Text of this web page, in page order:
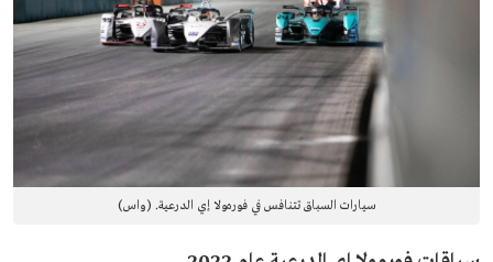
سيارات السباق تتنافس في فورمولا إي الدرعية. (واس)